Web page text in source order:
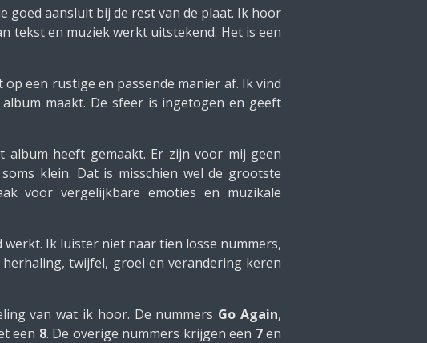
goed aansluit bij de rest van de plaat. Ik hoor
tekst en muziek werkt uitstekend. Het is een
een rustige en passende manier af. Ik vind
maakt. De sfeer is ingetogen en geeft
album heeft gemaakt. Er zijn voor mij geen
klein. Dat is misschien wel de grootste
voor vergelijkbare emoties en muzikale
Ik luister niet naar tien losse nummers,
twijfel, groei en verandering keren
van wat ik hoor. De nummers Go Again,
een 8. De overige nummers krijgen een 7en